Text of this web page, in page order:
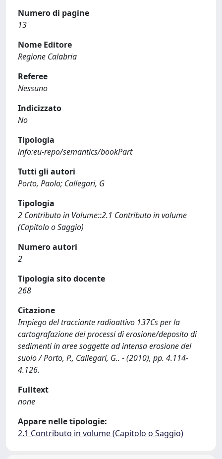
Numero di pagine
13
Nome Editore
Regione Calabria
Referee
Nessuno
Indicizzato
No
Tipologia
info:eu-repo/semantics/bookPart
Tutti gli autori
Porto, Paolo; Callegari, G
Tipologia
2 Contributo in Volume::2.1 Contributo in volume
(Capitolo o Saggio)
Numero autori
2
Tipologia sito docente
268
Citazione
Impiego del tracciante radioattivo 137Cs per la
cartografazione dei processi di erosione/deposito di
sedimenti in aree soggette ad intensa erosione del
suolo / Porto, P., Callegari, G.. - (2010), pp. 4.114-
4.126.
Fulltext
none
Appare nelle tipologie:
2.1 Contributo in volume (Capitolo o Saggio)